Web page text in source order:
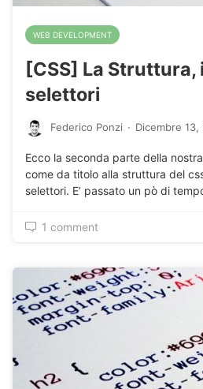
WEB DEVELOPMENT
[CSS] La Struttura,
selettori
Federico Ponzi · Dicembre 13,
Ecco la seconda parte della
come da titolo alla struttura del
selettori. E’ passato un pò di
1 comment